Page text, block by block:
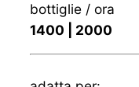
bottiglie / ora
1400 | 2000